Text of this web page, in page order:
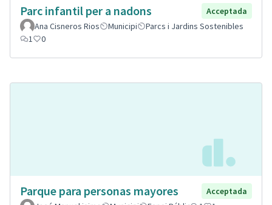
Parc infantil per a nadons
Acceptada
Ana Cisneros Rios
Municipi
Parcs i Jardins Sostenibles
1
0
Parque para personas mayores
Acceptada